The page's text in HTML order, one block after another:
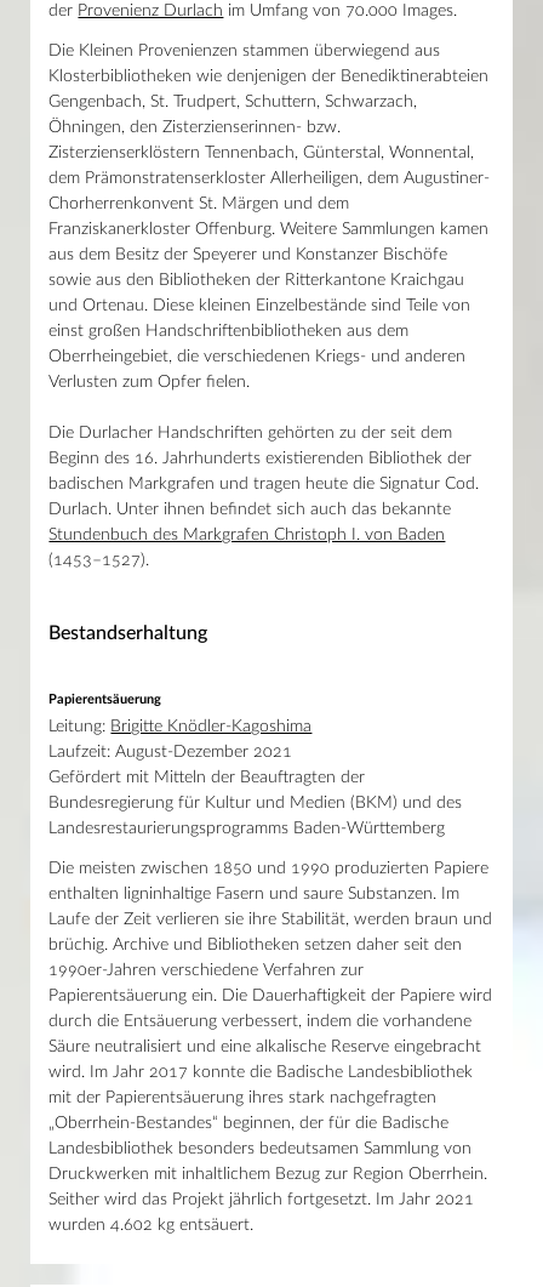
der Provenienz Durlach im Umfang von 70.000 Images.
Die Kleinen Provenienzen stammen überwiegend aus
Klosterbibliotheken wie denjenigen der Benediktinerabteien
Gengenbach, St. Trudpert, Schuttern, Schwarzach,
Öhningen, den Zisterzienserinnen- bzw.
Zisterzienserklöstern Tennenbach, Günterstal, Wonnental,
dem Prämonstratenserkloster Allerheiligen, dem Augustiner-
Chorherrenkonvent St. Märgen und dem
Franziskanerkloster Offenburg. Weitere Sammlungen kamen
aus dem Besitz der Speyerer und Konstanzer Bischöfe
sowie aus den Bibliotheken der Ritterkantone Kraichgau
und Ortenau. Diese kleinen Einzelbestände sind Teile von
einst großen Handschriftenbibliotheken aus dem
Oberrheingebiet, die verschiedenen Kriegs- und anderen
Verlusten zum Opfer fielen.
Die Durlacher Handschriften gehörten zu der seit dem
Beginn des 16. Jahrhunderts existierenden Bibliothek der
badischen Markgrafen und tragen heute die Signatur Cod.
Durlach. Unter ihnen befindet sich auch das bekannte
Stundenbuch des Markgrafen Christoph I. von Baden
(1453–1527).
Bestandserhaltung
Papierentsäuerung
Leitung: Brigitte Knödler-Kagoshima
Laufzeit: August-Dezember 2021
Gefördert mit Mitteln der Beauftragten der
Bundesregierung für Kultur und Medien (BKM) und des
Landesrestaurierungsprogramms Baden-Württemberg
Die meisten zwischen 1850 und 1990 produzierten Papiere
enthalten ligninhaltige Fasern und saure Substanzen. Im
Laufe der Zeit verlieren sie ihre Stabilität, werden braun und
brüchig. Archive und Bibliotheken setzen daher seit den
1990er-Jahren verschiedene Verfahren zur
Papierentsäuerung ein. Die Dauerhaftigkeit der Papiere wird
durch die Entsäuerung verbessert, indem die vorhandene
Säure neutralisiert und eine alkalische Reserve eingebracht
wird. Im Jahr 2017 konnte die Badische Landesbibliothek
mit der Papierentsäuerung ihres stark nachgefragten
„Oberrhein-Bestandes“ beginnen, der für die Badische
Landesbibliothek besonders bedeutsamen Sammlung von
Druckwerken mit inhaltlichem Bezug zur Region Oberrhein.
Seither wird das Projekt jährlich fortgesetzt. Im Jahr 2021
wurden 4.602 kg entsäuert.